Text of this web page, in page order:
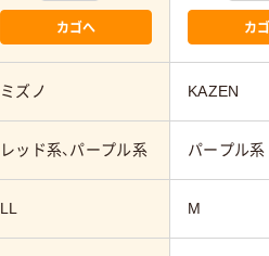
カゴへ カ
ミズノ KAZEN
レッド系、パープル系 パープル系
LL M